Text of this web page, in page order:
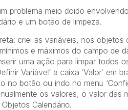
problema meio doido
e um botão de limpeza.
criei as variáveis, nos
e máximos do campo de
uma ação para limpar todos
Variável’ a caixa ‘Valor’ em
no botão ou indo no menu
os valores, o valor das
Calendário.